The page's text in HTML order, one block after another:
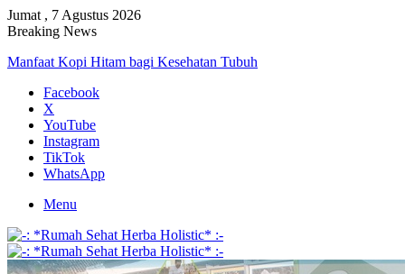
Jumat , 7 Agustus 2026
Breaking News
Manfaat Kopi Hitam bagi Kesehatan Tubuh
Facebook
X
YouTube
Instagram
TikTok
WhatsApp
Menu